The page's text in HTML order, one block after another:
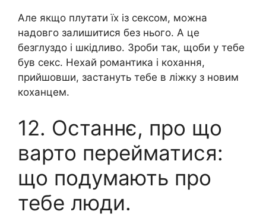
Але якщо плутати їх із сексом, можна
надовго залишитися без нього. А це
безглуздо і шкідливо. Зроби так, щоби у тебе
був секс. Нехай романтика і кохання,
прийшовши, застануть тебе в ліжку з новим
коханцем.
12. Останнє, про що
варто перейматися:
що подумають про
тебе люди.